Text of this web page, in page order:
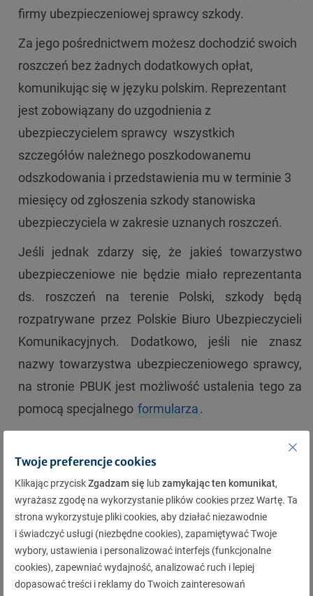
firmy ubezpieczeniowej sprawcy szkody.
Za jego pośrednictwem możesz dochodzić swoich
roszczeń bez żadnych dodatkowych opłat,
komunikując się w języku polskim. Reprezentant
jest zobowiązany do uzgodnienia z
ubezpieczycielem sprawcy wszystkich
szczegółów należnego poszkodowanemu
odszkodowania i przedstawienia mu w terminie 3
miesięcy od zgłoszenia szkody stanowiska
ubezpieczyciela w zakresie uznanych roszczeń.
Jeśli jednak zdarzy się, że jakieś towarzystwo
ubezpieczeniowe nie będzie miało reprezentanta
ds. roszczeń na terenie Polski, szkody będą
rozpatrywane przez Polskie Biuro Ubezpieczycieli
Komunikacyjnych. Dodatkowo, jeśli nie znasz
nazwy towarzystwa ubezpieczeniowego sprawcy,
na stronie PBUK jest możliwość ustalenia tego za
pomocą specjalnego formularza.
lub Europejskiego Obszaru
Gospodarczego obowiązują inne zasady
ubiegania się o odszkodowanie. Dlatego
wybierając się np. do Czarnogóry powinieneś
wiedzieć że:
Czarnogóra nie jest członkiem UE, więc do zdarzeń
Twoje preferencje cookies
Klikając przyciskZgadzam się lubzamykając ten komunikat,
wyrażasz zgodę na wykorzystanie plików cookies przez Wartę. Ta
strona wykorzystuje pliki cookies, aby działać niezawodnie
i świadczyć usługi (niezbędne cookies), zapamiętywać Twoje
wybory, ustawienia i personalizować interfejs (funkcjonalne
cookies), zapewniać wydajność, analizować ruch i lepiej
dopasować treści i reklamy do Twoich zainteresowań